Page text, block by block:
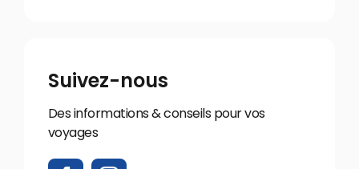
Suivez-nous
Des informations & conseils pour vos
voyages